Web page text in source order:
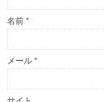
名前 *
メール *